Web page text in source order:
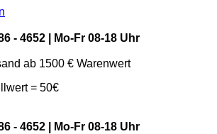
- 4652 | Mo-Fr 08-18 Uhr
ab 1500 € Warenwert
= 50€
- 4652 | Mo-Fr 08-18 Uhr